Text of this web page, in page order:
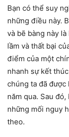
Bạn có thể suy
những điều này.
và bẽ bàng này
lầm và thất bại
điểm của một
nhanh sự kết
chúng ta đã
năm qua. Sau
những mối nguy
theo.